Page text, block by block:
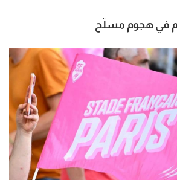
في هجوم مسلّح